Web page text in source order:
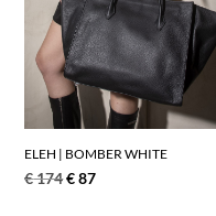
ELEH | BOMBER WHITE
€174€87